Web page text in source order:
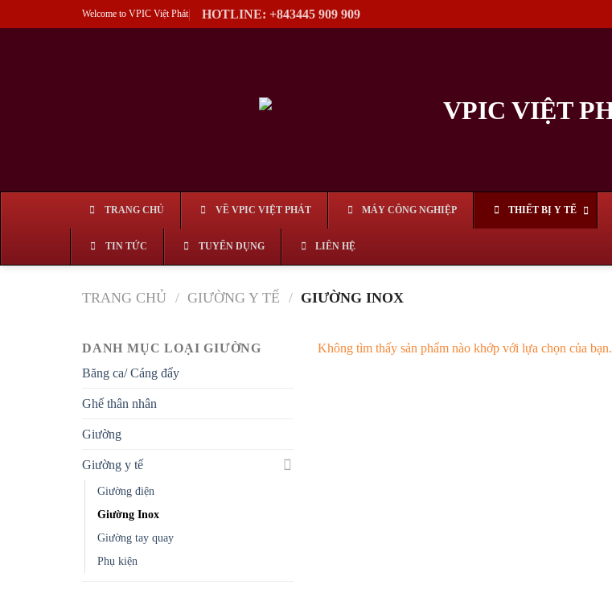
to
Welcome to VPIC Việt Phát HOTLINE: +843445 909 909
TRANG CHỦ VỀ VPIC VIỆT PHÁT MÁY CÔNG NGHIỆP THIẾT BỊ Y TẾ
TIN TỨC TUYỂN DỤNG LIÊN HỆ
TRANG CHỦ / GIƯỜNG Y TẾ / GIƯỜNG INOX
DANH MỤC LOẠI GIƯỜNG
Băng ca/ Cáng đẩy
Ghế thân nhân
Giường
Giường y tế
Giường điện
Giường Inox
Giường tay quay
Phụ kiện
Không tìm thấy sản phẩm nào khớp với lựa chọn của bạn.